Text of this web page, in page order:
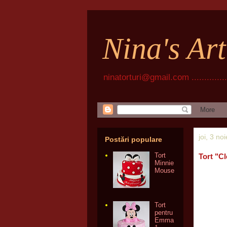
Nina's
ninatorturi@gmail.com
joi, 3
Tort
Postări populare
Tort
Minnie
Mouse
Tort
pentru
Emma